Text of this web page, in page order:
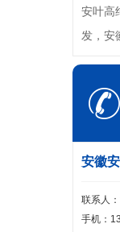
安叶高
发，安
安徽
联系人
手机：